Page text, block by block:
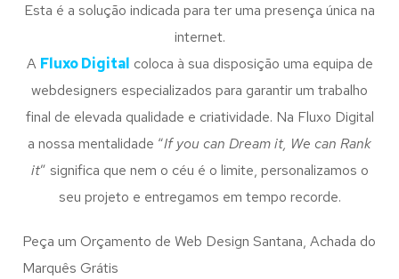
Esta é a solução indicada para ter uma presença única na
internet.
A Fluxo Digital coloca à sua disposição uma equipa de
webdesigners especializados para garantir um trabalho
final de elevada qualidade e criatividade. Na Fluxo Digital
a nossa mentalidade “If you can Dream it, We can Rank
it” significa que nem o céu é o limite, personalizamos o
seu projeto e entregamos em tempo recorde.
Peça um Orçamento de Web Design Santana, Achada do
Marquês Grátis